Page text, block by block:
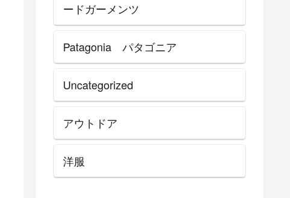
ードガーメンツ
Patagonia パタゴニア
Uncategorized
アウトドア
洋服